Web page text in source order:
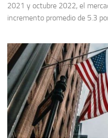
2021 y octubre 2022, el
incremento promedio de 5.3 por